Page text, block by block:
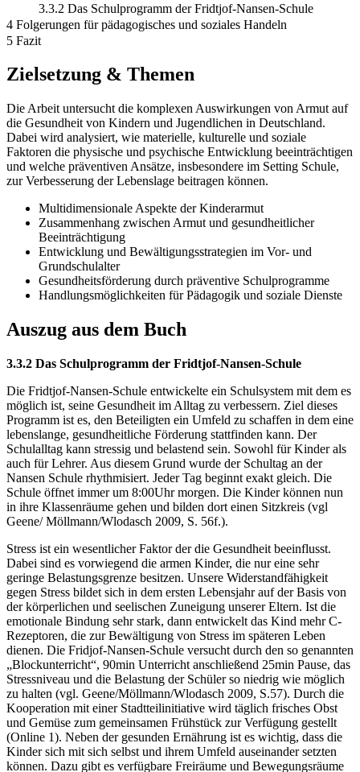
3.3.2 Das Schulprogramm der Fridtjof-Nansen-Schule
4 Folgerungen für pädagogisches und soziales Handeln
5 Fazit
Zielsetzung & Themen
Die Arbeit untersucht die komplexen Auswirkungen von Armut auf
die Gesundheit von Kindern und Jugendlichen in Deutschland.
Dabei wird analysiert, wie materielle, kulturelle und soziale
Faktoren die physische und psychische Entwicklung beeinträchtigen
und welche präventiven Ansätze, insbesondere im Setting Schule,
zur Verbesserung der Lebenslage beitragen können.
Multidimensionale Aspekte der Kinderarmut
Zusammenhang zwischen Armut und gesundheitlicher
Beeinträchtigung
Entwicklung und Bewältigungsstrategien im Vor- und
Grundschulalter
Gesundheitsförderung durch präventive Schulprogramme
Handlungsmöglichkeiten für Pädagogik und soziale Dienste
Auszug aus dem Buch
3.3.2 Das Schulprogramm der Fridtjof-Nansen-Schule
Die Fridtjof-Nansen-Schule entwickelte ein Schulsystem mit dem es
möglich ist, seine Gesundheit im Alltag zu verbessern. Ziel dieses
Programm ist es, den Beteiligten ein Umfeld zu schaffen in dem eine
lebenslange, gesundheitliche Förderung stattfinden kann. Der
Schulalltag kann stressig und belastend sein. Sowohl für Kinder als
auch für Lehrer. Aus diesem Grund wurde der Schultag an der
Nansen Schule rhythmisiert. Jeder Tag beginnt exakt gleich. Die
Schule öffnet immer um 8:00Uhr morgen. Die Kinder können nun
in ihre Klassenräume gehen und bilden dort einen Sitzkreis (vgl
Geene/ Möllmann/Wlodasch 2009, S. 56f.).
Stress ist ein wesentlicher Faktor der die Gesundheit beeinflusst.
Dabei sind es vorwiegend die armen Kinder, die nur eine sehr
geringe Belastungsgrenze besitzen. Unsere Widerstandfähigkeit
gegen Stress bildet sich in dem ersten Lebensjahr auf der Basis von
der körperlichen und seelischen Zuneigung unserer Eltern. Ist die
emotionale Bindung sehr stark, dann entwickelt das Kind mehr C-
Rezeptoren, die zur Bewältigung von Stress im späteren Leben
dienen. Die Fridjof-Nansen-Schule versucht durch den so genannten
„Blockunterricht“, 90min Unterricht anschließend 25min Pause, das
Stressniveau und die Belastung der Schüler so niedrig wie möglich
zu halten (vgl. Geene/Möllmann/Wlodasch 2009, S.57). Durch die
Kooperation mit einer Stadtteilinitiative wird täglich frisches Obst
und Gemüse zum gemeinsamen Frühstück zur Verfügung gestellt
(Online 1). Neben der gesunden Ernährung ist es wichtig, dass die
Kinder sich mit sich selbst und ihrem Umfeld auseinander setzten
können. Dazu gibt es verfügbare Freiräume und Bewegungsräume